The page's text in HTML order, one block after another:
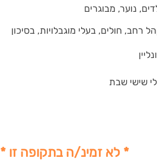
נוער, מבוגרים
רחב, חולים, בעלי מוגבלויות, בסיכון
שישי שבת
* לא זמינ/ה בתקופה זו *